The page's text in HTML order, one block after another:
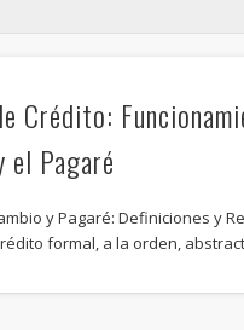
Crédito:
el Pagaré
y Pagaré: Definiciones y
formal, a la orden,